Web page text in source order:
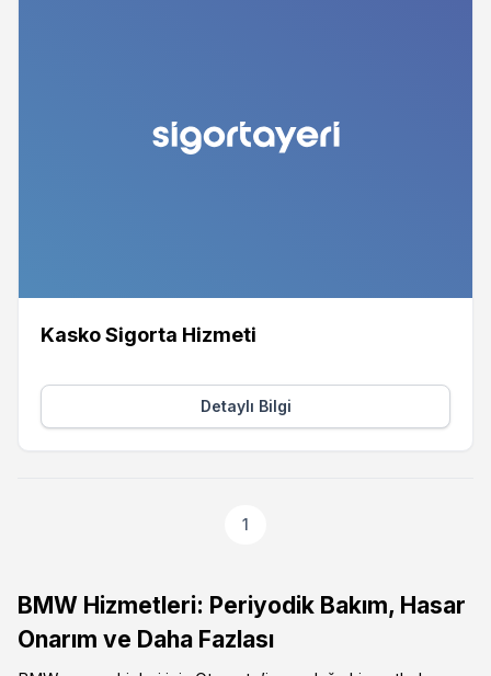
Kasko Sigorta Hizmeti
Detaylı Bilgi
1
BMW Hizmetleri: Periyodik Bakım, Hasar
Onarım ve Daha Fazlası